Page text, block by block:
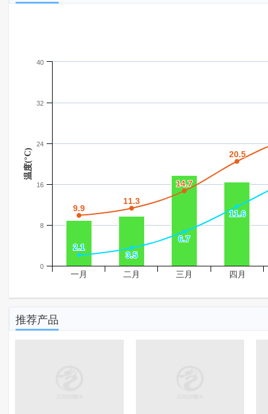
温度(°C)
9.9
9.9
11.3
11.3
14.7
14.7
20.5
20.5
2.1
2.1
3.5
3.5
6.7
6.7
11.6
11.6
一月 二月 三月 四月
0
8
16
24
32
40
推荐产品